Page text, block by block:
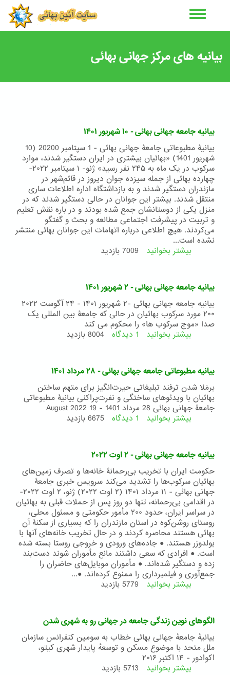
بیانیه های مرکز جهانی بهائی
بیانیه جامعه جهانی بهائی - ۱۰ شهریور ۱۴۰۱
بیانیۀ مطبوعاتی جامعۀ جهانی بهائی - 1 سپتامبر 20200 (10
شهریور 1401) «بهائیان بیشتری در ایران دستگیر شدند، موارد
سرکوب در یک ماه به ۲۴۵ نفر رسید» ژنو- ۱ سپتامبر ۲۰۲۲-
چهارده بهائی از جمله سیزده جوان دیروز در قائم‌شهر در
مازندران دستگیر شدند و به بازداشتگاه اداره اطلاعات ساری
منتقل شدند. بیشتر این جوانان در حالی دستگیر شدند که در
منزل یکی از دوستانشان جمع شده بودند و در باره نقش تعلیم
و تربیت در پیشرفت اجتماعی مطالعه و بحث و گفتگو
می‌کردند. هیچ اطلاعی درباره اتهامات این جوانان بهائی منتشر
نشده است...
بیشتر بخوانید درباره
جهانی
بهائی
-
۱۰
شهریور
۱۴۰۱
7009 بازدید
بیانیه جامعه جهانی بهائی - ۲ شهریور ۱۴۰۱
بیانیه جامعه جهانی بهائی -۲ شهریور ۱۴۰۱ - ۲۴ آگوست ۲۰۲۲
۲۰۰ مورد سرکوب بهائیان در حالی که جامعۀ بین المللی یک
صدا «موج سرکوب ها» را محکوم می کند
بیشتر بخوانید درباره
جهانی
بهائی
-
۲
شهریور
۱۴۰۱
1 دیدگاه 8004 بازدید
بیانیه مطبوعاتی جامعه جهانی بهائی - ۲۸ مرداد ۱۴۰۱
برمَلا شدن ترفند تبلیغاتی حیرت‌انگیز برای متهم ساختن
بهائیان با ویدئو‌های ساختگی و نفرت‌پراکنی بیانیۀ مطبوعاتی
جامعۀ جهانی بهائی 28 مرداد 1401 - 19 August 2022
بیشتر بخوانید درباره
جامعه
جهانی
بهائی
-
۲۸
مرداد
۱۴۰۱
1 دیدگاه 6675 بازدید
بیانیه جامعه جهانی بهائی - ۲ اوت ۲۰۲۲
حکومت ایران با تخریب بی‌رحمانۀ خانه‌ها و تصرف زمین‌های
بهائیان سرکوب‌ها را تشدید می‌کند سرویس خبری جامعۀ
جهانی بهائی - ۱۱ مرداد ۱۴۰۱ (۲ اوت ۲۰۲۲) ژنو، ۲ اوت ۲۰۲۲-
در اقدامی بی‌رحمانه، تنها دو روز پس از حملات قبلی به بهائیان
در سراسر ایران، حدود ۲۰۰ مأمور حکومتی و مسئول محلی،
روستای روشن‌کوه در استان مازندران را که بسیاری از سکنۀ آن
بهائی هستند محاصره کردند و در حال تخریب خانه‌های آنها با
بولدوزر هستند. ● جاده‌های ورودی و خروجی روستا بسته شده
است. ● افرادی که سعی داشتند مانع مأموران شوند دست‌بند
زده و دستگیر شده‌اند. ● مأموران موبایل‌های حاضران را
جمع‌آوری و فیلمبرداری را ممنوع کرده‌اند. ●...
بیشتر بخوانید درباره
جهانی
بهائی
-
۲
اوت
۲۰۲۲
5779 بازدید
الگوهای نوین زندگی جامعه در جهانی رو به شهری شدن
بیانیهٔ جامعهٔ جهانی بهائی خطاب به سومین کنفرانس سازمان
ملل متحد با موضوع مسکن و توسعهٔ پایدار شهری کیتو،
اکوادور - ۱۴ اکتبر ۲۰۱۶
بیشتر بخوانید درباره
5713 بازدید